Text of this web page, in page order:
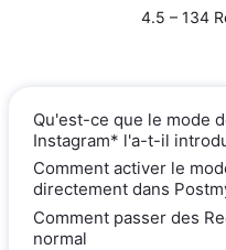
4.5 – 134
Qu'est-ce que le mode
Instagram* l'a-t-il
Comment activer le
directement dans
Comment passer des
normal